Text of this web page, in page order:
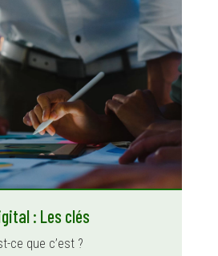
: Les clés
ce que c’est ?